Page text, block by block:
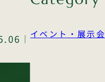
｜ イベント・展示会